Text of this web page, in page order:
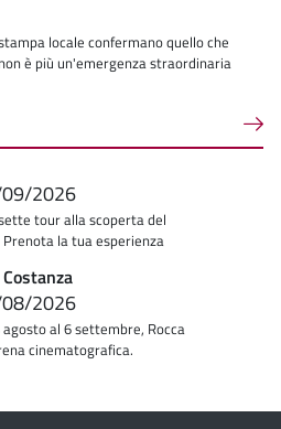
locale confermano quello che
è più un'emergenza straordinaria
2026
tour alla scoperta del
la tua esperienza
2026
al 6 settembre, Rocca
cinematografica.